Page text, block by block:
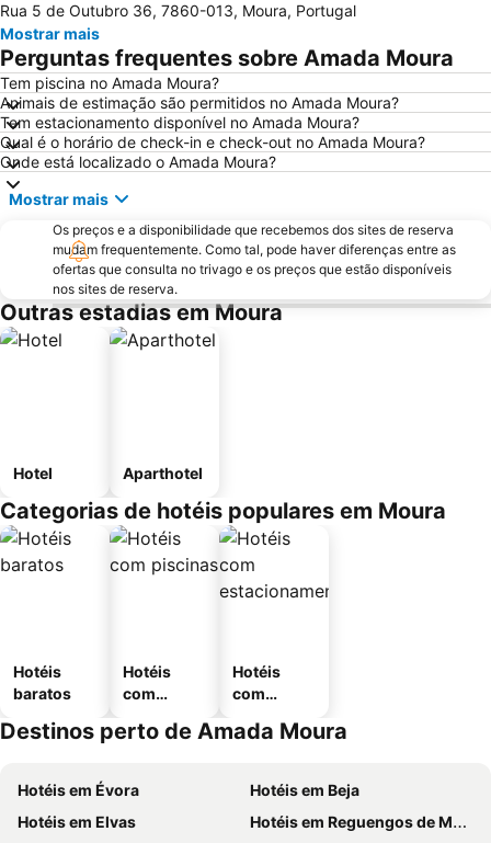
Estação de Caminhos de Ferro de Beja
Torre do Esporão
Museu de Vila Nova de S. Bento
Calvário das Pedras Negras
Feria de Agosto
Rua 5 de Outubro 36, 7860-013, Moura, Portugal
Mostrar mais
Perguntas frequentes sobre Amada Moura
Tem piscina no Amada Moura?
Animais de estimação são permitidos no Amada Moura?
Tem estacionamento disponível no Amada Moura?
Qual é o horário de check-in e check-out no Amada Moura?
Onde está localizado o Amada Moura?
Mostrar mais
Os preços e a disponibilidade que recebemos dos sites de reserva
mudam frequentemente. Como tal, pode haver diferenças entre as
ofertas que consulta no trivago e os preços que estão disponíveis
nos sites de reserva.
Outras estadias em Moura
Hotel Aparthotel
Categorias de hotéis populares em Moura
Hotéis
baratos
Hotéis
com
Hotéis
com
mento
Destinos perto de Amada Moura
Hotéis em Évora
Hotéis em Beja
Hotéis em Elvas
Hotéis em Reguengos de Monsaraz